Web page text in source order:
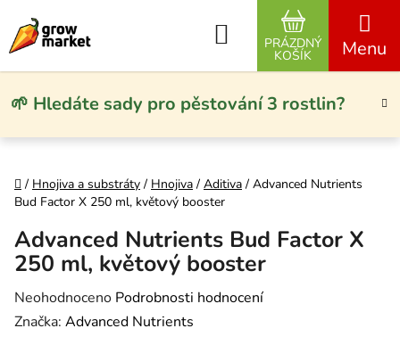
🌱 Hledáte sady pro pěstování 3 rostlin?
Hledat
NÁKUPNÍ
PRÁZDNÝ
KOŠÍK
Domů
/ Hnojiva a substráty / Hnojiva / Aditiva / Advanced Nutrients
Bud Factor X 250 ml, květový booster
Advanced Nutrients Bud Factor X
250 ml, květový booster
Průměrné hodnocení produktu je 0,0 z 5 hvězdiček.
Neohodnoceno Podrobnosti hodnocení
Značka: Advanced Nutrients